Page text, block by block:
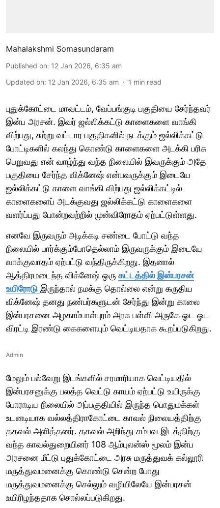
Mahalakshmi Somasundaram
Published on: 12 Jan 2026, 6:35 am
Updated on: 12 Jan 2026, 6:35 am 1 min read
புதுக்கோட்டை மாவட்டம், வேப்பங்குடி பகுதியை சேர்ந்தவர்
இன்ப அரசன். இவர் ஜல்லிக்கட்டு காளைகளை வாங்கி
விற்பது, சுற்று வட்டார பகுதிகளில் நடக்கும் ஜல்லிக்கட்டு
போட்டிகளில் கலந்து கொண்டு காளைகளை அடக்கி பரிசு
பெறுவது என் வாழ்ந்து வந்த நிலையில் இவருக்கும் அதே
பகுதியை சேர்ந்த விக்னேஷ் என்பவருக்கும் இடையே
ஜல்லிக்கட்டு காளை வாங்கி விற்பது ஜல்லிக்கட்டில்
காளைகளைப் அடக்குவது ஜல்லிக்கட்டு காளைகளை
வளர்ப்பது போன்றவற்றில் முன்விரோதம் ஏற்பட்டுள்ளது.
எனவே இருவரும் அடிக்கடி சண்டை போட்டு வந்த
நிலையில் பார்க்கும்போதெல்லாம் இருவருக்கும் இடையே
வாக்குவாதம் ஏற்பட்டு வந்திருக்கிறது. இதனால்
ஆத்திரமடைந்த விக்னேஷ் ஒரு கட்டத்தில் இன்பரசன்
உயிரோடு இருந்தால் நமக்கு தொல்லை என்று கருதிய
விக்னேஷ் தனது நண்பர்களுடன் சேர்ந்து இன்று காலை
இன்பரசனை அழகாம்பாள்புரம் அரசு பள்ளி அருகே ஓட ஓட
விரட்டி இரண்டு கைகளையும் வெட்டியதாக கூறப்படுகிறது.
Admin
மேலும் பல்வேறு இடங்களில் சரமாரியாக வெட்டியதில்
இன்பரசனுக்கு பலத்த வெட்டு காயம் ஏற்பட்டு உயிருக்கு
போராடிய நிலையில் அப்பகுதியில் இருந்த பொதுமக்கள்
உடனடியாக வல்லத்திராகோட்டை காவல் நிலையத்திற்கு
தகவல் அளித்தனர். தகவல் அறிந்து சம்பவ இடத்திற்கு
வந்த காவல்துறையினர் 108 ஆம்புலன்ஸ் மூலம் இன்ப
அரசனை மீட்டு புதுக்கோட்டை அரசு மருத்துவக் கல்லூரி
மருத்துவமனைக்கு கொண்டு சென்ற போது
மருத்துவமனைக்கு செல்லும் வழியிலேயே இன்பரசன்
உயிரிழந்ததாக சொல்லப்படுகிறது.